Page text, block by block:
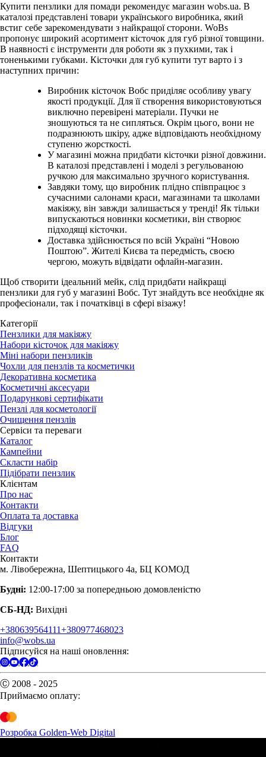
Купити пензлики для помади рекомендує магазин wobs.ua. В
каталозі представлені товари українського виробника, який
встиг себе зарекомендувати з найкращої сторони. WoBs
пропонує широкий асортимент кісточок для губ різної товщини.
В наявності є інструменти для роботи як з пухкими, так і
тоненькими губками. Кісточки для губ купити тут варто і з
наступних причин:
Виробник кісточок Вобс приділяє особливу увагу
якості продукції. Для її створення використовуються
виключно перевірені матеріали. Пучки не
зношуються та не сипляться. Окрім цього, вони не
подразнюють шкіру, адже відповідають необхідному
ступеню жорсткості.
У магазині можна придбати кісточки різної довжини.
В каталозі представлені і моделі з регульованою
ручкою для максимально зручного користування.
Завдяки тому, що виробник плідно співпрацює з
сучасними салонами краси, магазинами та школами
макіяжу, він завжди залишається у тренді! Як тільки
випускаються новинки косметики, він створює
підходящі кісточки.
Доставка здійснюється по всій Україні “Новою
Поштою”. Жителі Києва та передмість, своєю
чергою, можуть відвідати офлайн-магазин.
Щоб створити ідеальний мейк, слід придбати найкращі
пензлики для губ у магазині Вобс. Тут знайдуть все необхідне як
професіонали, так і початківці в сфері візажу!
Категорії
Пензлики для макіяжу
Набори кісточок для макіяжу
Міні набори пензликів
Чохли для пензлів та косметички
Декоративна косметика
Косметичні аксесуари
Подарункові сертифікати
Пензлі для косметології
Очищення пензлів
Сервіси та переваги
Каталог
Кампейни
Скласти набір
Підібрати пензлик
Клієнтам
Про нас
Контакти
Оплата та доставка
Відгуки
Блог
FAQ
Контакти
м. Лівобережна, Шептицького 4а, БЦ КОМОД
Будні: 12:00-17:00 за попередньою домовленістю
СБ-НД: Вихідні
+380639564111+380977468023
info@wobs.ua
Підписуйся на наші оновлення:
Ⓒ 2008 - 2025
Приймаємо оплату:
Розробка Golden-Web Digital